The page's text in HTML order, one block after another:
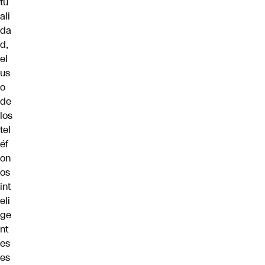
ali
da
d,
el
us
o
de
los
tel
éf
on
os
int
eli
ge
nt
es
es